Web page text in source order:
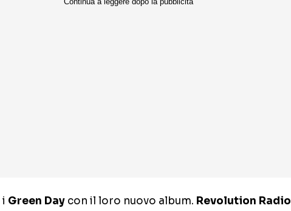
Green Day con il loro nuovo album. Revolution Radio